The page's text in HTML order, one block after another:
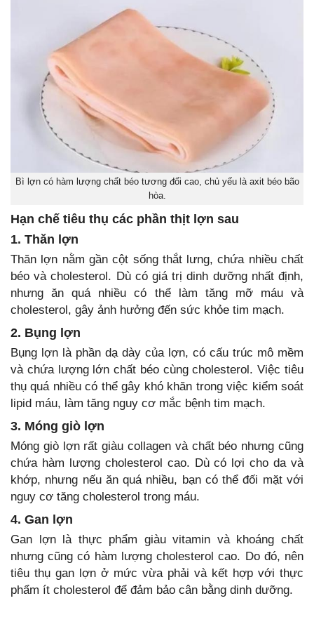
Bì lợn có hàm lượng chất béo tương đối cao, chủ yếu là axit béo bão
hòa.
Hạn chế tiêu thụ các phần thịt lợn sau
1. Thăn lợn
Thăn lợn nằm gần cột sống thắt lưng, chứa nhiều chất
béo và cholesterol. Dù có giá trị dinh dưỡng nhất định,
nhưng ăn quá nhiều có thể làm tăng mỡ máu và
cholesterol, gây ảnh hưởng đến sức khỏe tim mạch.
2. Bụng lợn
Bụng lợn là phần dạ dày của lợn, có cấu trúc mô mềm
và chứa lượng lớn chất béo cùng cholesterol. Việc tiêu
thụ quá nhiều có thể gây khó khăn trong việc kiểm soát
lipid máu, làm tăng nguy cơ mắc bệnh tim mạch.
3. Móng giò lợn
Móng giò lợn rất giàu collagen và chất béo nhưng cũng
chứa hàm lượng cholesterol cao. Dù có lợi cho da và
khớp, nhưng nếu ăn quá nhiều, bạn có thể đối mặt với
nguy cơ tăng cholesterol trong máu.
4. Gan lợn
Gan lợn là thực phẩm giàu vitamin và khoáng chất
nhưng cũng có hàm lượng cholesterol cao. Do đó, nên
tiêu thụ gan lợn ở mức vừa phải và kết hợp với thực
phẩm ít cholesterol để đảm bảo cân bằng dinh dưỡng.